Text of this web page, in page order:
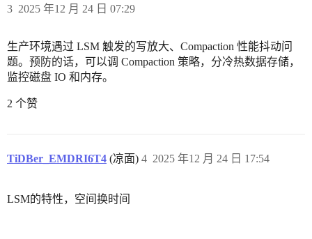
2025 年12 月 24 日 07:29
3
生产环境遇过 LSM 触发的写放大、Compaction 性能抖动问
题。预防的话，可以调 Compaction 策略，分冷热数据存储，
监控磁盘 IO 和内存。
2 个赞
TiDBer_EMDRI6T4 (凉面) 2025 年12 月 24 日 17:54
4
LSM的特性，空间换时间